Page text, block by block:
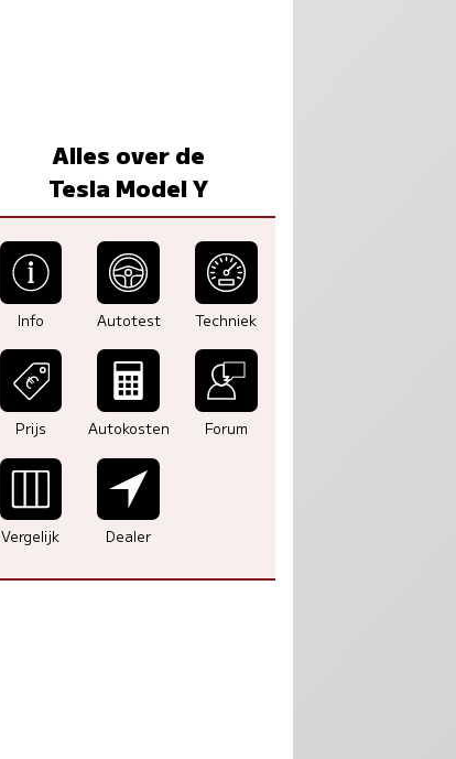
Alles over de
Tesla Model Y
Info Autotest Techniek
Prijs Autokosten Forum
Vergelijk Dealer